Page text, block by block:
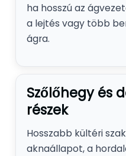
ha hosszú az
a lejtés vagy több
ágra.
Szőlőhegy és
részek
Hosszabb kültéri
aknaállapot, a